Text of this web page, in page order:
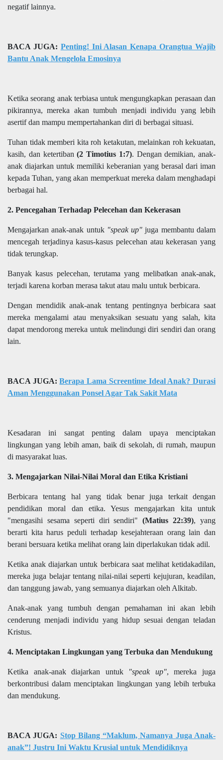
negatif lainnya.
BACA JUGA: Penting! Ini Alasan Kenapa Orangtua Wajib
Bantu Anak Mengelola Emosinya
Ketika seorang anak terbiasa untuk mengungkapkan perasaan dan
pikirannya, mereka akan tumbuh menjadi individu yang lebih
asertif dan mampu mempertahankan diri di berbagai situasi.
Tuhan tidak memberi kita roh ketakutan, melainkan roh kekuatan,
kasih, dan ketertiban(2 Timotius 1:7). Dengan demikian, anak-
anak diajarkan untuk memiliki keberanian yang berasal dari iman
kepada Tuhan, yang akan memperkuat mereka dalam menghadapi
berbagai hal.
2. Pencegahan Terhadap Pelecehan dan Kekerasan
Mengajarkan anak-anak untuk "speak up" juga membantu dalam
mencegah terjadinya kasus-kasus pelecehan atau kekerasan yang
tidak terungkap.
Banyak kasus pelecehan, terutama yang melibatkan anak-anak,
terjadi karena korban merasa takut atau malu untuk berbicara.
Dengan mendidik anak-anak tentang pentingnya berbicara saat
mereka mengalami atau menyaksikan sesuatu yang salah, kita
dapat mendorong mereka untuk melindungi diri sendiri dan orang
lain.
BACA JUGA:Berapa Lama Screentime Ideal Anak? Durasi
Aman Menggunakan Ponsel Agar Tak Sakit Mata
Kesadaran ini sangat penting dalam upaya menciptakan
lingkungan yang lebih aman, baik di sekolah, di rumah, maupun
di masyarakat luas.
3. Mengajarkan Nilai-Nilai Moral dan Etika Kristiani
Berbicara tentang hal yang tidak benar juga terkait dengan
pendidikan moral dan etika. Yesus mengajarkan kita untuk
"mengasihi sesama seperti diri sendiri"(Matius 22:39), yang
berarti kita harus peduli terhadap kesejahteraan orang lain dan
berani bersuara ketika melihat orang lain diperlakukan tidak adil.
Ketika anak diajarkan untuk berbicara saat melihat ketidakadilan,
mereka juga belajar tentang nilai-nilai seperti kejujuran, keadilan,
dan tanggung jawab, yang semuanya diajarkan oleh Alkitab.
Anak-anak yang tumbuh dengan pemahaman ini akan lebih
cenderung menjadi individu yang hidup sesuai dengan teladan
Kristus.
4. Menciptakan Lingkungan yang Terbuka dan Mendukung
Ketika anak-anak diajarkan untuk "speak up", mereka juga
berkontribusi dalam menciptakan lingkungan yang lebih terbuka
dan mendukung.
BACA JUGA: Stop Bilang “Maklum, Namanya Juga Anak-
anak”! Justru Ini Waktu Krusial untuk Mendidiknya